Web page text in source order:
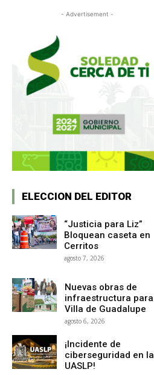
- Advertisement -
ELECCION DEL EDITOR
“Justicia para Liz”
Bloquean caseta en
Cerritos
agosto 7, 2026
Nuevas obras de
infraestructura para
Villa de Guadalupe
agosto 6, 2026
¡Incidente de
ciberseguridad en la
UASLP!